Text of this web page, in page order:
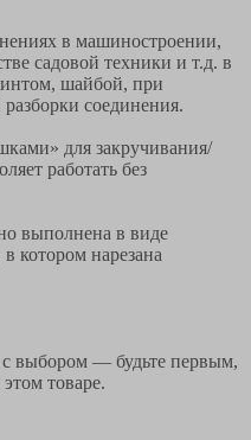
в машиностроении,
садовой техники и т.д. в
шайбой, при
соединения.
для закручивания/
работать без
выполнена в виде
котором нарезана
выбором — будьте первым,
товаре.